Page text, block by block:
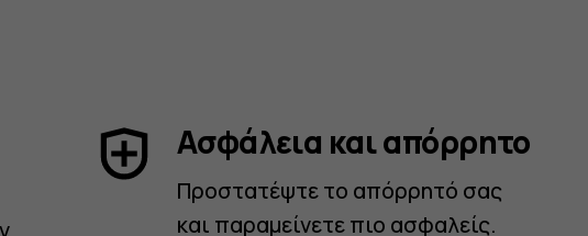
Ασφάλεια και απόρρητο
Προστατέψτε το απόρρητό σας
και παραμείνετε πιο ασφαλείς.